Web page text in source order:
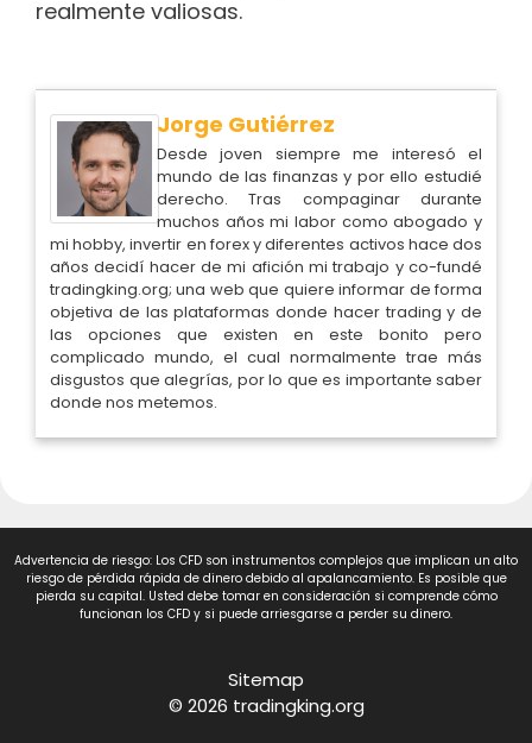
realmente valiosas.
Jorge Gutiérrez
Desde joven siempre me interesó el
mundo de las finanzas y por ello estudié
derecho. Tras compaginar durante
muchos años mi labor como abogado y
mi hobby, invertir en forex y diferentes activos hace dos
años decidí hacer de mi afición mi trabajo y co-fundé
tradingking.org; una web que quiere informar de forma
objetiva de las plataformas donde hacer trading y de
las opciones que existen en este bonito pero
complicado mundo, el cual normalmente trae más
disgustos que alegrías, por lo que es importante saber
donde nos metemos.
Advertencia de riesgo: Los CFD son instrumentos complejos que implican un alto
riesgo de pérdida rápida de dinero debido al apalancamiento. Es posible que
pierda su capital. Usted debe tomar en consideración si comprende cómo
funcionan los CFD y si puede arriesgarse a perder su dinero.
Sitemap
© 2026 tradingking.org